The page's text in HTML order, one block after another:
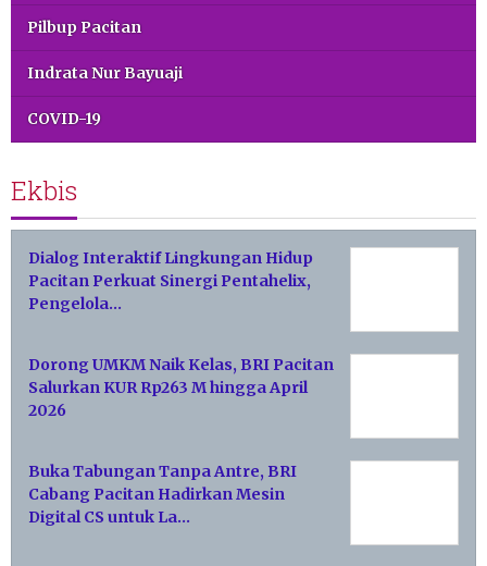
Pilbup Pacitan
Indrata Nur Bayuaji
COVID-19
Ekbis
Dialog Interaktif Lingkungan Hidup
Pacitan Perkuat Sinergi Pentahelix,
Pengelola…
Dorong UMKM Naik Kelas, BRI Pacitan
Salurkan KUR Rp263 M hingga April
2026
Buka Tabungan Tanpa Antre, BRI
Cabang Pacitan Hadirkan Mesin
Digital CS untuk La…